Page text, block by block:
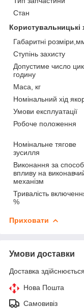
Стан
Користувальницькі
Габаритні
Ступінь захисту
Допустиме число
годину
Маса, кг
Номінальний хід
Умови експлуатації
Робоче положення
Номінальне тягове
зусилля
Виконання за
впливу на
механізм
Тривалість
%
Приховати
Умови доставки
Доставка
Нова Пошта
Самовивіз